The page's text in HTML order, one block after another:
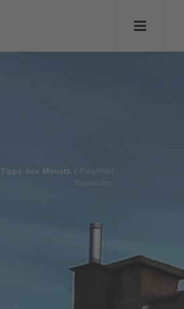
Tipps des Monats / Fischhof
Baumüller